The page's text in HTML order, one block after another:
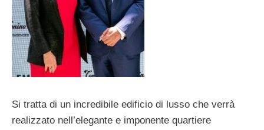
Si tratta di un incredibile edificio di lusso che verrà
realizzato nell’elegante e imponente quartiere